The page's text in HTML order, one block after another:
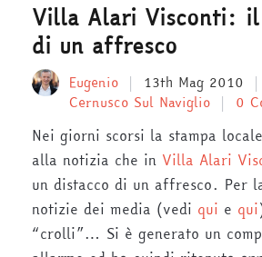
Villa Alari Visconti: il
di un affresco
Eugenio
13th Mag 2010
Cernusco Sul Naviglio
0
Nei giorni scorsi la stampa
alla notizia che in Villa Alari
un distacco di un affresco. Per
notizie dei media (vedi qui e qui
“crolli”… Si è generato un